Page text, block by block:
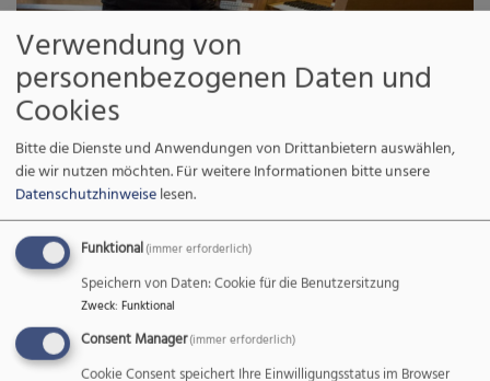
Bildrechte Künstler/privat
Bernhard Buttmann studierte in München Orgel, Klavier,
Kirchenmusik und Dirigieren. Er war Preisträger des VI.
Internationalen Johann-Sebastian-Bach-Wettbewerbs
Leipzig 1980, des III. Internationalen Anton-Bruckner-
Wettbewerbs Linz 1982 sowie des I. Internationalen Karl-
Richter-Wettbewerbs Berlin 1988. Er initiierte die Bochumer
Bach-Tage und war Dirigent des Bielefelder Musikvereins.
Verwendung von
personenbezogenen Daten und
Cookies
Bitte die Dienste und Anwendungen von Drittanbietern auswählen,
die wir nutzen möchten.Für weitere Informationen bitte unsere
Datenschutzhinweiselesen.
Funktional(immer erforderlich)
Speichern von Daten: Cookie für die Benutzersitzung
Zweck: Funktional
Consent Manager(immer erforderlich)
Cookie Consent speichert Ihre Einwilligungsstatus im Browser